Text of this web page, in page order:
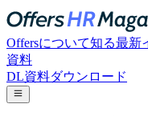
Offersについて知る最新
資料
DL資料ダウンロード